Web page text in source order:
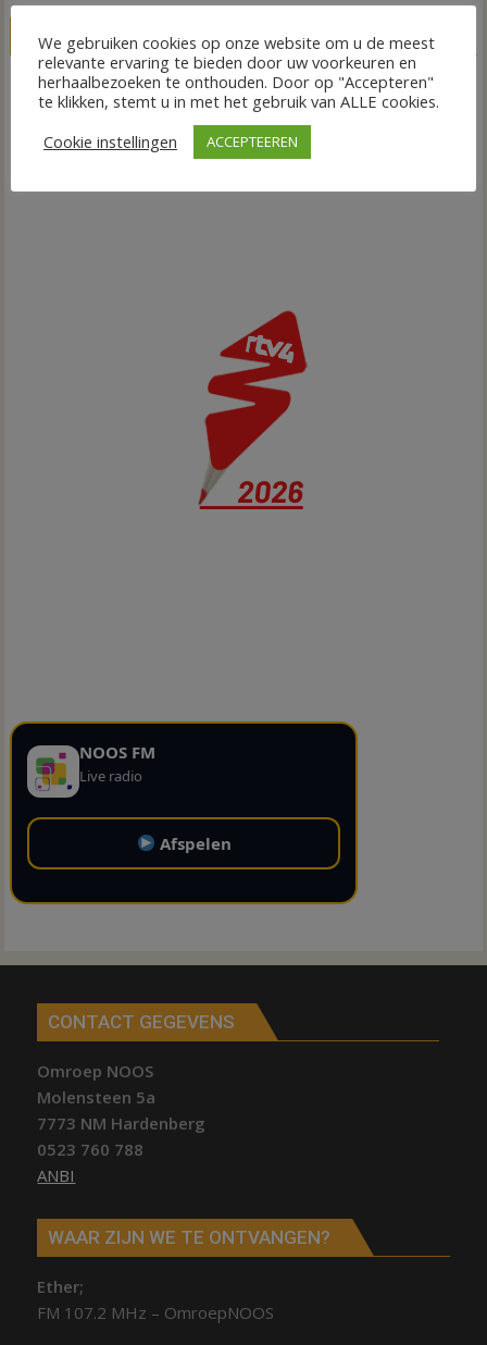
LIVE
NOOS FM
Live radio
Afspelen
CONTACT GEGEVENS
Omroep NOOS
Molensteen 5a
7773 NM Hardenberg
0523 760 788
ANBI
WAAR ZIJN WE TE ONTVANGEN?
Ether;
FM 107.2 MHz – OmroepNOOS
We gebruiken cookies op onze website om u de meest
relevante ervaring te bieden door uw voorkeuren en
herhaalbezoeken te onthouden. Door op "Accepteren"
te klikken, stemt u in met het gebruik van ALLE cookies.
Cookie instellingen
ACCEPTEEREN